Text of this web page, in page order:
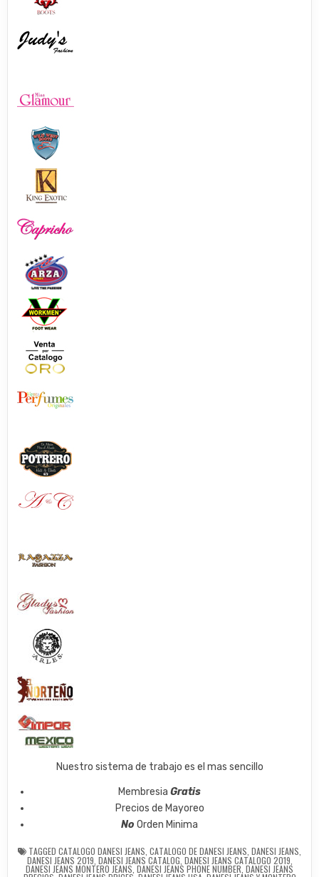
Nuestro sistema de trabajo es el mas sencillo
Membresia Gratis
Precios de Mayoreo
No Orden Minima
TAGGED CATALOGO DANESI JEANS CATALOGO DE DANESI JEANS DANESI JEANS
DANESI JEANS 2019 DANESI JEANS CATALOG DANESI JEANS CATALOGO 2019
DANESI JEANS MONTERO JEANS DANESI JEANS PHONE NUMBER DANESI JEANS